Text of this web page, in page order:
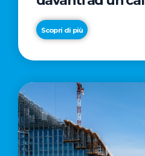
Scopri di più